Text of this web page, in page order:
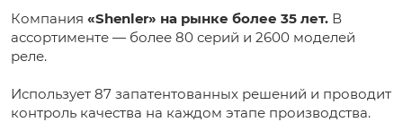
Компания «Shenler» на рынке более 35 лет. В
ассортименте — более 80 серий и 2600 моделей
реле.
Использует 87 запатентованных решений и проводит
контроль качества на каждом этапе производства.